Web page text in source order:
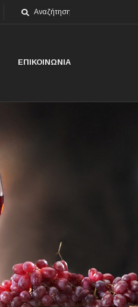
ΕΠΙΚΟΙΝΩΝΙΑ